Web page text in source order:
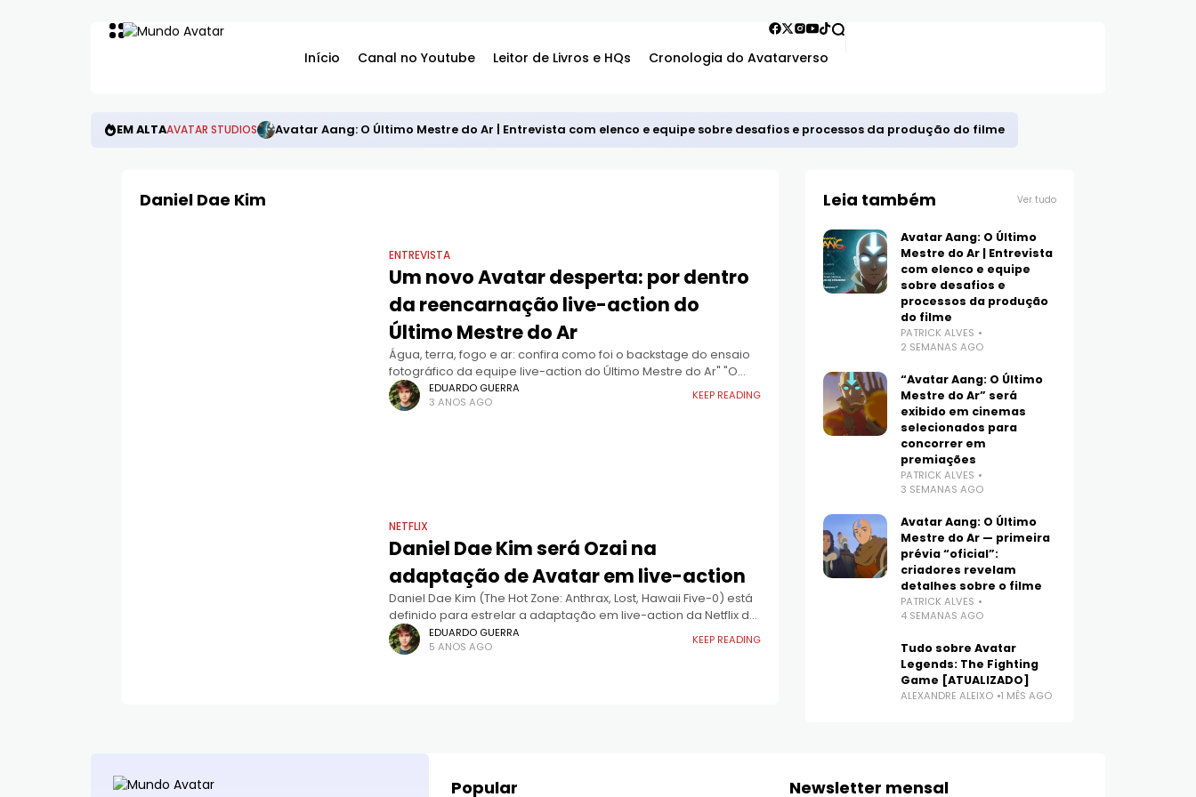
Início Canal no Youtube Leitor de Livros e HQs Cronologia do Avatarverso
EM ALTAAVATAR STUDIOS Avatar Aang: O Último Mestre do Ar | Entrevista com elenco e equipe sobre desafios e processos da produção do filme
Daniel Dae Kim
ENTREVISTA
Um novo Avatar desperta: por dentro
da reencarnação live-action do
Último Mestre do Ar
Água, terra, fogo e ar: confira como foi o backstage do ensaio
fotográfico da equipe live-action do Último Mestre do Ar" "O
bumerangue está voando!" é uma frase que o
EDUARDO GUERRA
3 ANOS AGO
KEEP READING
NETFLIX
Daniel Dae Kim será Ozai na
adaptação de Avatar em live-action
Daniel Dae Kim (The Hot Zone: Anthrax, Lost, Hawaii Five-0) está
definido para estrelar a adaptação em live-action da Netflix de
Avatar: a Lenda de Aang. Daniel interpretará o Senhor
EDUARDO GUERRA
5 ANOS AGO
KEEP READING
Leia também Ver tudo
Avatar Aang: O Último
Mestre do Ar | Entrevista
com elenco e equipe
sobre desafios e
processos da produção
do filme
PATRICK ALVES
2 SEMANAS AGO
“Avatar Aang: O Último
Mestre do Ar” será
exibido em cinemas
selecionados para
concorrer em
premiações
PATRICK ALVES
3 SEMANAS AGO
Avatar Aang: O Último
Mestre do Ar — primeira
prévia “oficial”:
criadores revelam
detalhes sobre o filme
PATRICK ALVES
4 SEMANAS AGO
Tudo sobre Avatar
Legends: The Fighting
Game [ATUALIZADO]
ALEXANDRE ALEIXO 1 MÊS AGO
Popular Newsletter mensal